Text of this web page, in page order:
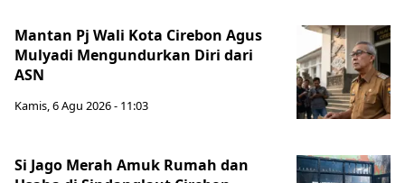
Mantan Pj Wali Kota Cirebon Agus
Mulyadi Mengundurkan Diri dari
ASN
Kamis, 6 Agu 2026 - 11:03
Si Jago Merah Amuk Rumah dan